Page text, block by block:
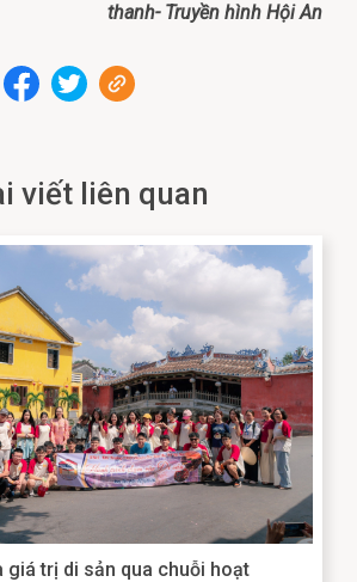
thanh- Truyền hình Hội An
viết liên quan
giá trị di sản qua chuỗi hoạt